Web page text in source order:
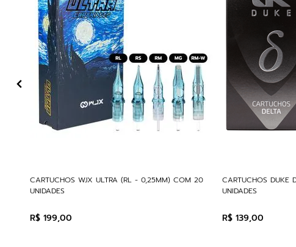
CARTUCHOS WJX ULTRA (RL - 0,25MM) COM 20
UNIDADES
R$ 199,00
CARTUCHOS
UNIDADES
R$ 139,00